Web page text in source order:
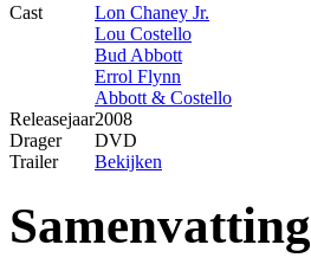
Cast
Lon Chaney Jr.
Lou Costello
Bud Abbott
Errol Flynn
Abbott & Costello
Releasejaar2008
Drager
DVD
Trailer
Bekijken
Samenvatting